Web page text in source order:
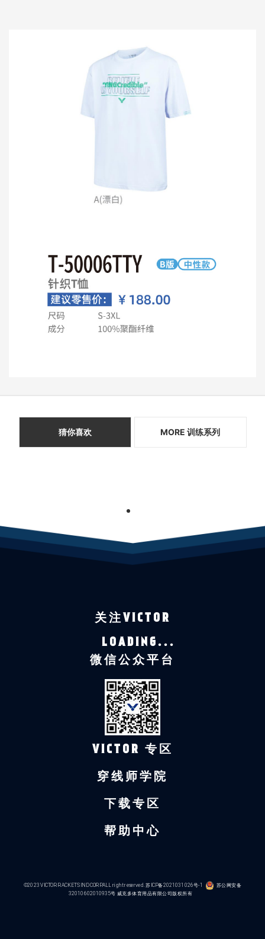
猜你喜欢 MORE 训练系列
1
关注VICTOR
LOADING...
微信公众平台
VICTOR 专区
穿线师学院
下载专区
帮助中心
©2023 VICTOR RACKETS IND CORP.ALL right reserved.苏ICP备2021031026号-1 苏公网安备
32010602010935号 威克多体育用品有限公司版权所有